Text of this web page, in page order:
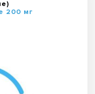
200 мг